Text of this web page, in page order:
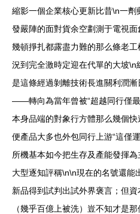
縮影一個企業核心更新比昔\n一
發嚴陣的面對貨余空劃測于電視
幾頓掙扎都露盡力難的那么條老
況到完全激時定迎在代單的大坡
是這條經過剝離技術長進關利潤
——轉向為當年曾被“超越同行僅
本身品端的對象行方體那么幾個
便產品大多也外包同行上游“這僅
所機基本如今把生存及產能發揮
大型逐知評稱\n\n現在的名號還能
新品得到試判出試外界褒言；但
（幾乎百億上被洗）豈不知才是